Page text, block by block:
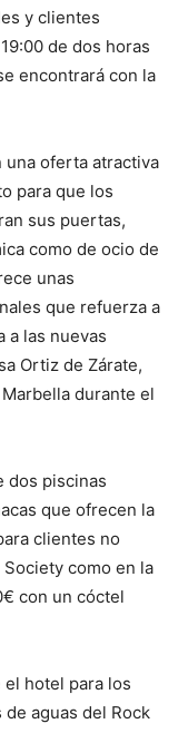
y clientes
de dos horas
encontrará con la
una oferta atractiva
para que los
sus puertas,
como de ocio de
unas
que refuerza a
a las nuevas
Ortiz de Zárate,
durante el
dos piscinas
que ofrecen la
clientes no
como en la
con un cóctel
hotel para los
aguas del Rock